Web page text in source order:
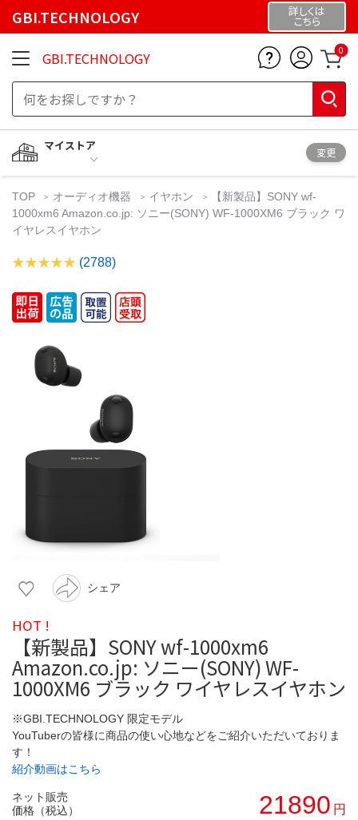
GBI.TECHNOLOGY 詳しくは
こちら
GBI.TECHNOLOGY 0
マイストア
変更
TOP オーディオ機器 イヤホン
【新製品】SONY wf-
1000xm6 Amazon.co.jp: ソニー(SONY) WF-1000XM6 ブラック ワ
イヤレスイヤホン
(2788)
シェア
HOT !
【新製品】SONY wf-1000xm6
Amazon.co.jp: ソニー(SONY) WF-
1000XM6 ブラック ワイヤレスイヤホン
※GBI.TECHNOLOGY 限定モデル
YouTuberの皆様に商品の使い心地などをご紹介いただいておりま
す！
紹介動画はこちら
ネット販売
価格（税込）
21890 円